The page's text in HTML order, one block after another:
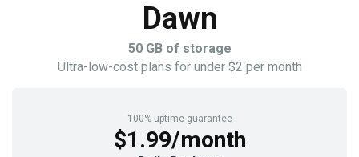
Dawn
50 GB of storage
Ultra-low-cost plans for under $2 per month
100% uptime guarantee
$1.99/month